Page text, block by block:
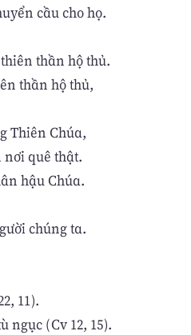
cầu cho họ.
thần hộ thủ.
thần hộ thủ,
Thiên Chúa,
nơi quê thật.
hậu Chúa.
chúng ta.
11).
ngục (Cv 12, 15).